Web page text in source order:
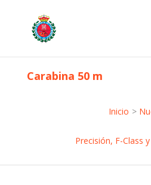
Carabina 50 m
Inicio >
Precisión, F-Class